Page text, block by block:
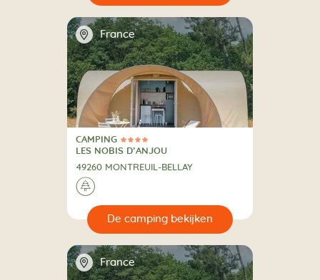
📍 France
4 Sterren
CAMPING
CAMPING
LES NOBIS D’ANJOU
49260 MONTREUIL-BELLAY
🌲
📍 France